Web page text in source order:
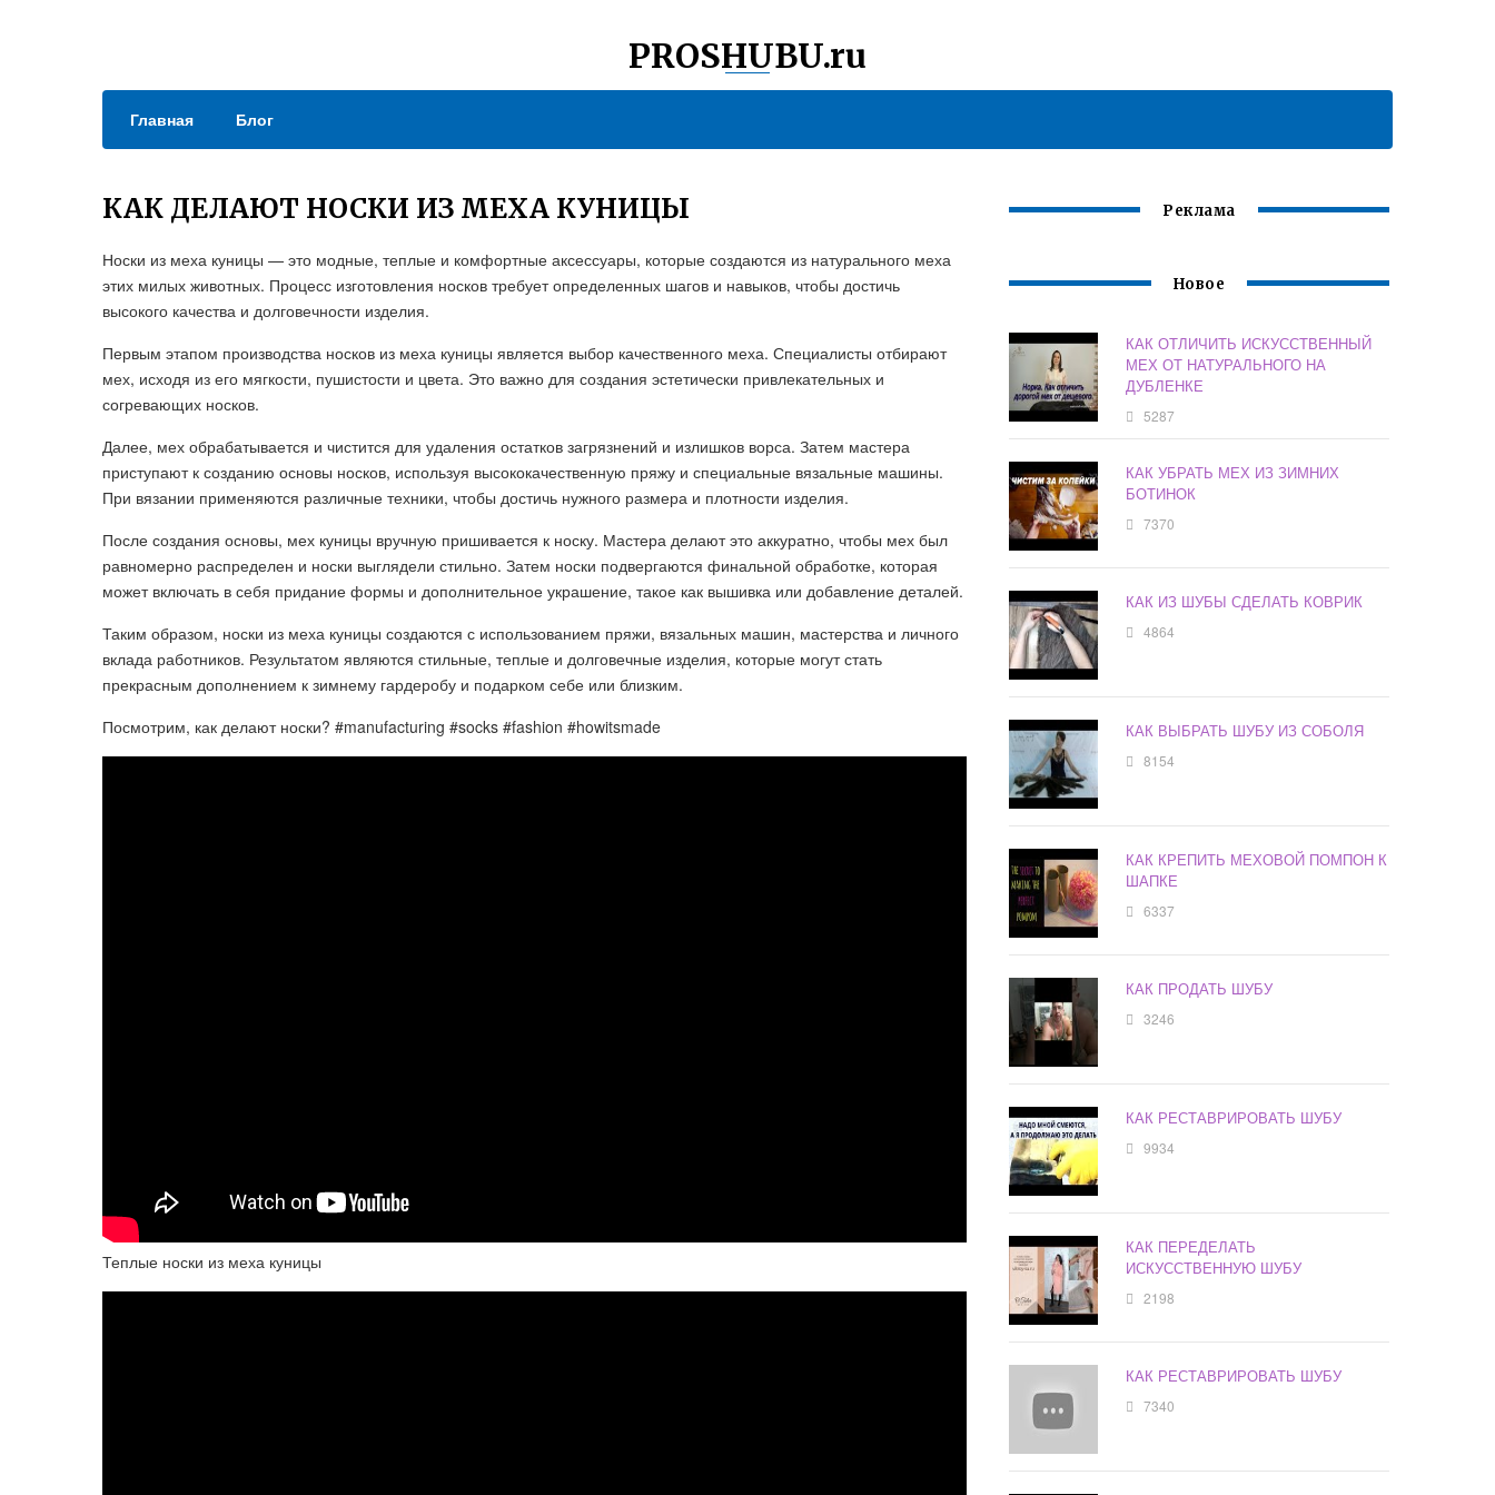
PROSHUBU.ru
Главная Блог
КАК ДЕЛАЮТ НОСКИ ИЗ МЕХА КУНИЦЫ
Носки из меха куницы — это модные, теплые и комфортные аксессуары, которые создаются из натурального меха
этих милых животных. Процесс изготовления носков требует определенных шагов и навыков, чтобы достичь
высокого качества и долговечности изделия.
Первым этапом производства носков из меха куницы является выбор качественного меха. Специалисты отбирают
мех, исходя из его мягкости, пушистости и цвета. Это важно для создания эстетически привлекательных и
согревающих носков.
Далее, мех обрабатывается и чистится для удаления остатков загрязнений и излишков ворса. Затем мастера
приступают к созданию основы носков, используя высококачественную пряжу и специальные вязальные машины.
При вязании применяются различные техники, чтобы достичь нужного размера и плотности изделия.
После создания основы, мех куницы вручную пришивается к носку. Мастера делают это аккуратно, чтобы мех был
равномерно распределен и носки выглядели стильно. Затем носки подвергаются финальной обработке, которая
может включать в себя придание формы и дополнительное украшение, такое как вышивка или добавление деталей.
Таким образом, носки из меха куницы создаются с использованием пряжи, вязальных машин, мастерства и личного
вклада работников. Результатом являются стильные, теплые и долговечные изделия, которые могут стать
прекрасным дополнением к зимнему гардеробу и подарком себе или близким.
Посмотрим, как делают носки? #manufacturing #socks #fashion #howitsmade
Теплые носки из меха куницы
Реклама
Новое
КАК ОТЛИЧИТЬ ИСКУССТВЕННЫЙ
МЕХ ОТ НАТУРАЛЬНОГО НА
ДУБЛЕНКЕ
5287
КАК УБРАТЬ МЕХ ИЗ ЗИМНИХ
БОТИНОК
7370
КАК ИЗ ШУБЫ СДЕЛАТЬ КОВРИК
4864
КАК ВЫБРАТЬ ШУБУ ИЗ СОБОЛЯ
8154
КАК КРЕПИТЬ МЕХОВОЙ ПОМПОН К
ШАПКЕ
6337
КАК ПРОДАТЬ ШУБУ
3246
КАК РЕСТАВРИРОВАТЬ ШУБУ
9934
КАК ПЕРЕДЕЛАТЬ
ИСКУССТВЕННУЮ ШУБУ
2198
КАК РЕСТАВРИРОВАТЬ ШУБУ
7340